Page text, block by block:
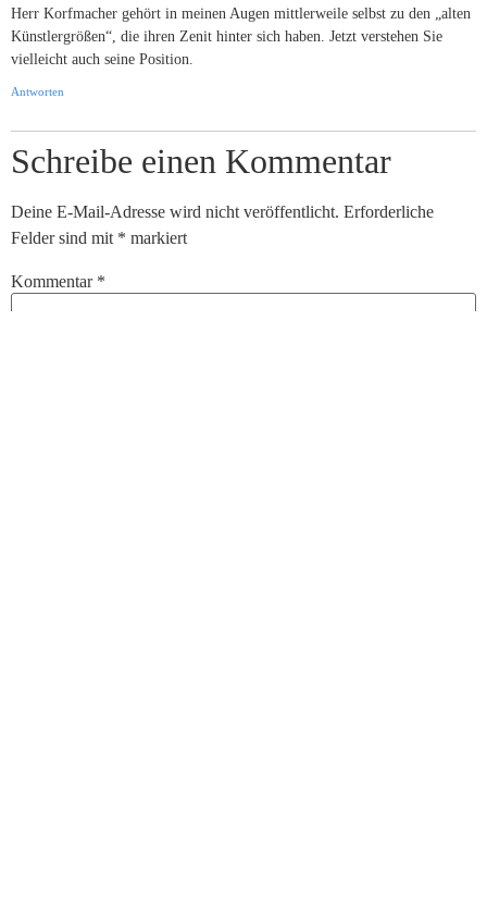
Herr Korfmacher gehört in meinen Augen mittlerweile selbst zu den „alten
Künstlergrößen“, die ihren Zenit hinter sich haben. Jetzt verstehen Sie
vielleicht auch seine Position.
Antworten
Schreibe einen Kommentar
Deine E-Mail-Adresse wird nicht veröffentlicht. Erforderliche
Felder sind mit * markiert
Kommentar *